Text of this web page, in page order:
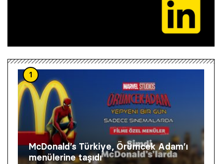
1
McDonald’s Türkiye, Örümcek Adam’ı
menülerine taşıdı